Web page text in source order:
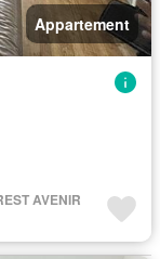
Appartement
AVENIR